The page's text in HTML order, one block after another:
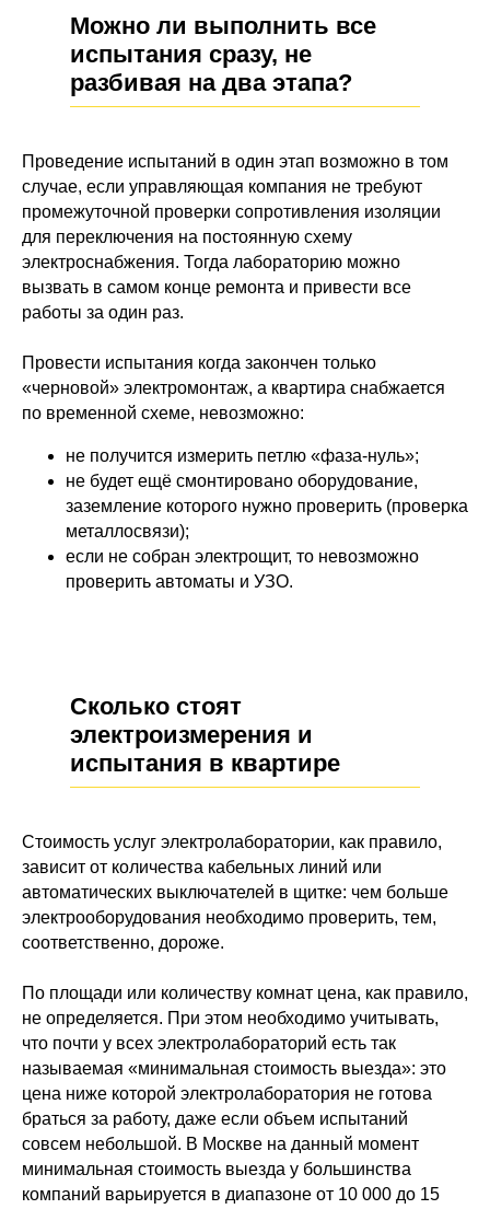
Можно ли выполнить все
испытания сразу, не
разбивая на два этапа?
Проведение испытаний в один этап возможно в том
случае, если управляющая компания не требуют
промежуточной проверки сопротивления изоляции
для переключения на постоянную схему
электроснабжения. Тогда лабораторию можно
вызвать в самом конце ремонта и привести все
работы за один раз.
Провести испытания когда закончен только
«черновой» электромонтаж, а квартира снабжается
по временной схеме, невозможно:
не получится измерить петлю «фаза-нуль»;
не будет ещё смонтировано оборудование,
заземление которого нужно проверить (проверка
металлосвязи);
если не собран электрощит, то невозможно
проверить автоматы и УЗО.
Сколько стоят
электроизмерения и
испытания в квартире
Стоимость услуг электролаборатории, как правило,
зависит от количества кабельных линий или
автоматических выключателей в щитке: чем больше
электрооборудования необходимо проверить, тем,
соответственно, дороже.
По площади или количеству комнат цена, как правило,
не определяется. При этом необходимо учитывать,
что почти у всех электролабораторий есть так
называемая «минимальная стоимость выезда»: это
цена ниже которой электролаборатория не готова
браться за работу, даже если объем испытаний
совсем небольшой. В Москве на данный момент
минимальная стоимость выезда у большинства
компаний варьируется в диапазоне от 10 000 до 15